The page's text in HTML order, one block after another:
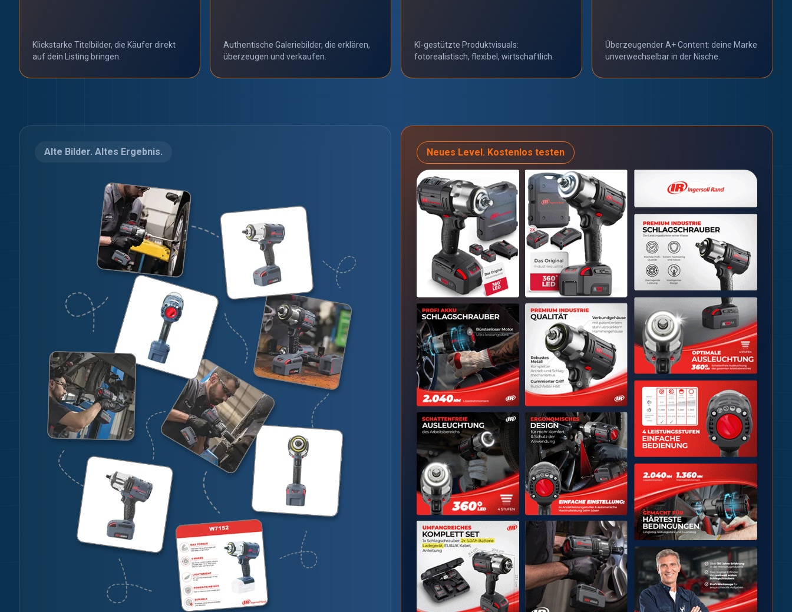
Klickstarke Titelbilder, die Käufer direkt
auf dein Listing bringen.
Authentische Galeriebilder, die erklären,
überzeugen und verkaufen.
KI-gestützte Produktvisuals:
fotorealistisch, flexibel, wirtschaftlich.
Überzeugender A+ Content: deine Marke
unverwechselbar in der Nische.
Alte Bilder. Altes Ergebnis. Neues Level. Kostenlos testen